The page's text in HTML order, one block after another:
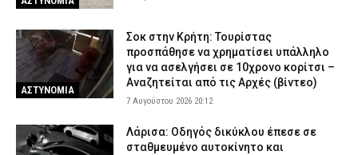
ΑΣΤΥΝΟΜΙΑ
Σοκ στην Κρήτη: Τουρίστας
προσπάθησε να χρηματίσει υπάλληλο
για να ασελγήσει σε 10χρονο κορίτσι –
Αναζητείται από τις Αρχές (βίντεο)
7 Αυγούστου 2026 20:12
Λάρισα: Οδηγός δικύκλου έπεσε σε
σταθμευμένο αυτοκίνητο και